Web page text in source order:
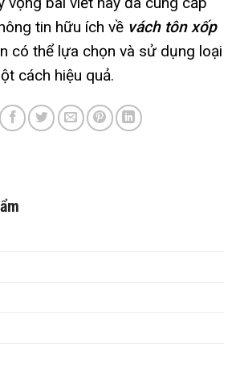
tin hữu ích về vách tôn xốp
có thể lựa chọn và sử dụng loại
cách hiệu quả.